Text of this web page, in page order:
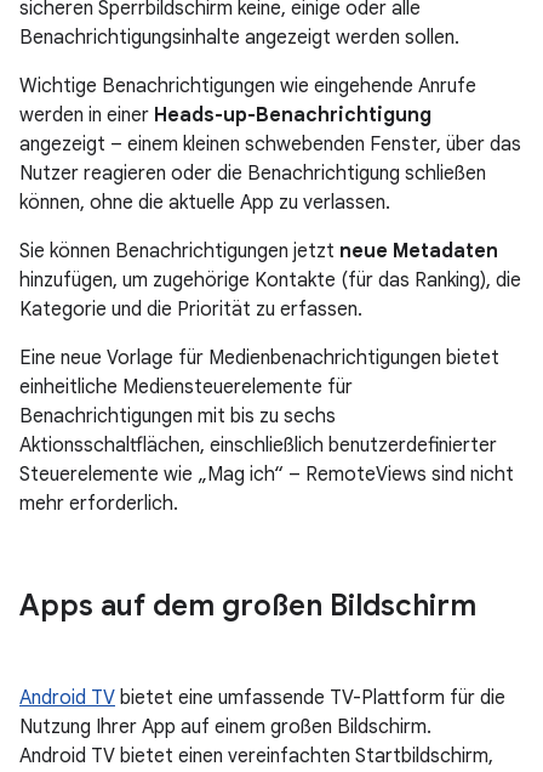
sicheren Sperrbildschirm keine, einige oder alle
Benachrichtigungsinhalte angezeigt werden sollen.
Wichtige Benachrichtigungen wie eingehende Anrufe
werden in einer Heads-up-Benachrichtigung
angezeigt – einem kleinen schwebenden Fenster, über das
Nutzer reagieren oder die Benachrichtigung schließen
können, ohne die aktuelle App zu verlassen.
Sie können Benachrichtigungen jetzt neue Metadaten
hinzufügen, um zugehörige Kontakte (für das Ranking), die
Kategorie und die Priorität zu erfassen.
Eine neue Vorlage für Medienbenachrichtigungen bietet
einheitliche Mediensteuerelemente für
Benachrichtigungen mit bis zu sechs
Aktionsschaltflächen, einschließlich benutzerdefinierter
Steuerelemente wie „Mag ich“ – RemoteViews sind nicht
mehr erforderlich.
Apps auf dem großen Bildschirm
Android TV bietet eine umfassende TV-Plattform für die
Nutzung Ihrer App auf einem großen Bildschirm.
Android TV bietet einen vereinfachten Startbildschirm,